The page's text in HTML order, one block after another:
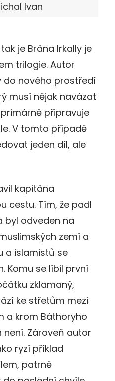
Ivan
je Brána Irkally je
trilogie. Autor
do nového prostředí
musí nějak navázat
připravuje
V tomto případě
jeden díl, ale
kapitána
cestu. Tím, že padl
byl odveden na
zemí a
a islamistů se
Komu se líbil první
zklamaný,
ke střetům mezi
a krom Báthoryho
není. Zároveň autor
ryzí příklad
patrně